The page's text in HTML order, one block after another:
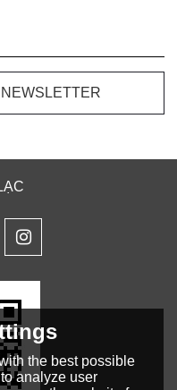
the best possible
analyze user